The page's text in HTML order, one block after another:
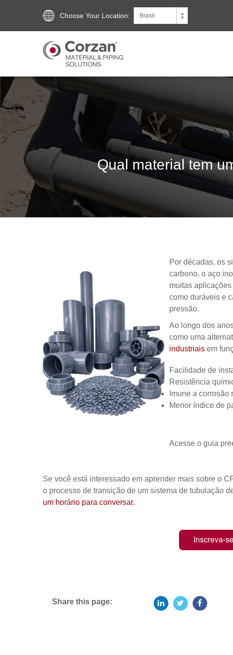
Choose Your Location:
Qual material tem
Por décadas, os
carbono, o aço
muitas
como duráveis e
pressão.
Ao longo dos
como uma
industriaisem
Facilidade de
Resistência
Imune a corrosão
Menor índice de
Acesse o guia
Se você está interessado em aprender mais sobre o
o processo de transição de um sistema de tubulação
um horário para conversar.
Share this page: